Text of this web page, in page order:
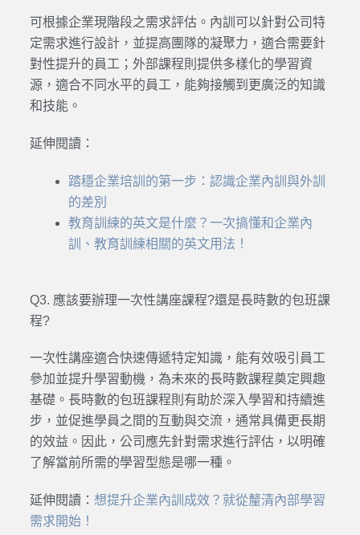
可根據企業現階段之需求評估。內訓可以針對公司特
定需求進行設計，並提高團隊的凝聚力，適合需要針
對性提升的員工；外部課程則提供多樣化的學習資
源，適合不同水平的員工，能夠接觸到更廣泛的知識
和技能。
延伸閱讀：
踏穩企業培訓的第一步：認識企業內訓與外訓
的差別
教育訓練的英文是什麼？一次搞懂和企業內
訓、教育訓練相關的英文用法！
Q3. 應該要辦理一次性講座課程?還是長時數的包班課
程?
一次性講座適合快速傳遞特定知識，能有效吸引員工
參加並提升學習動機，為未來的長時數課程奠定興趣
基礎。長時數的包班課程則有助於深入學習和持續進
步，並促進學員之間的互動與交流，通常具備更長期
的效益。因此，公司應先針對需求進行評估，以明確
了解當前所需的學習型態是哪一種。
延伸閱讀： 想提升企業內訓成效？就從釐清內部學習
需求開始！